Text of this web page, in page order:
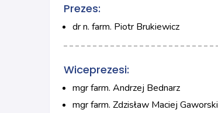
Prezes:
dr n. farm. Piotr Brukiewicz
Wiceprezesi:
mgr farm. Andrzej Bednarz
mgr farm. Zdzisław Maciej Gaworski